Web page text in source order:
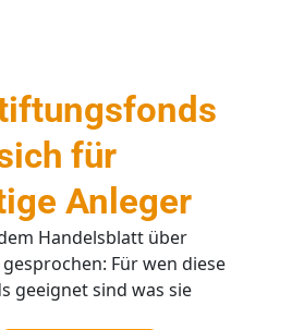
für
Anleger
Handelsblatt über
Für wen diese
geeignet sind was sie